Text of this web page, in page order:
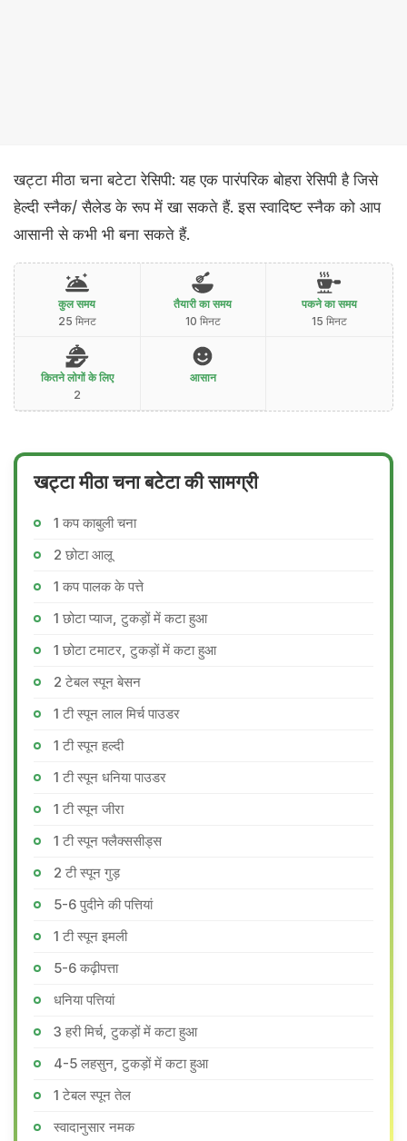
खट्टा मीठा चना बटेटा रेसिपी: यह एक पारंपरिक बोहरा रेसिपी है जिसे
हेल्दी स्नैक/ सैलेड के रूप में खा सकते हैं. इस स्वादिष्ट स्नैक को आप
आसानी से कभी भी बना सकते हैं.
कुल समय
25 मिनट
तैयारी का समय
10 मिनट
पकने का समय
15 मिनट
कितने लोगों के लिए
2
आसान
खट्टा मीठा चना बटेटा की सामग्री
1 कप काबुली चना
2 छोटा आलू
1 कप पालक के पत्ते
1 छोटा प्याज, टुकड़ों में कटा हुआ
1 छोटा टमाटर, टुकड़ों में कटा हुआ
2 टेबल स्पून बेसन
1 टी स्पून लाल मिर्च पाउडर
1 टी स्पून हल्दी
1 टी स्पून धनिया पाउडर
1 टी स्पून जीरा
1 टी स्पून फ्लैक्ससीड्स
2 टी स्पून गुड़
5-6 पुदीने की पत्तियां
1 टी स्पून इमली
5-6 कढ़ीपत्ता
धनिया पत्तियां
3 हरी मिर्च, टुकड़ों में कटा हुआ
4-5 लहसुन, टुकड़ों में कटा हुआ
1 टेबल स्पून तेल
स्वादानुसार नमक